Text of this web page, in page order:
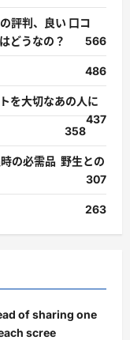
評判、良い 口コ
どうなの？
566
486
を大切なあの人に
437
358
の必需品 野生との
307
263
of sharing one
scree